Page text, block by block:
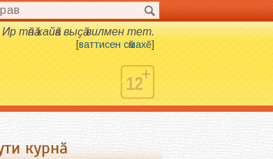
Ир тӑнӑ кайӑк выҫӑ вилмен тет.
[ваттисен сӑмахӗ]
курнӑ